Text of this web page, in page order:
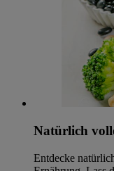
Natürlich
Entdecke